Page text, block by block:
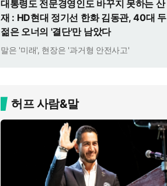
대통령도 전문경영인도 바꾸지 못하는 산
재 : HD현대 정기선 한화 김동관, 40대 두
젊은 오너의 '결단'만 남았다
말은 '미래', 현장은 '과거형 안전사고'
허프 사람&말